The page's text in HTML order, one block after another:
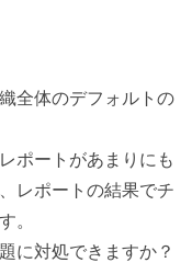
全体のデフォルトの
ポートがあまりにも
レポートの結果でチ
。
に対処できますか？